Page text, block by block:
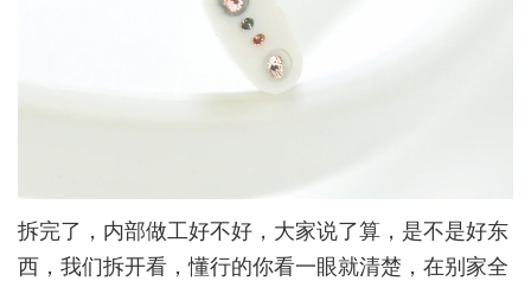
拆完了，内部做工好不好，大家说了算，是不是好东
西，我们拆开看，懂行的你看一眼就清楚，在别家全